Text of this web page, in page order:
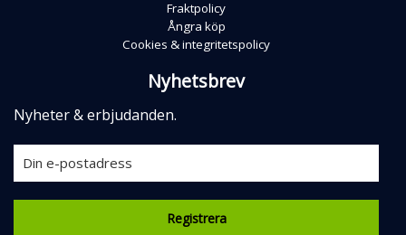
Fraktpolicy
Ångra köp
Cookies & integritetspolicy
Nyhetsbrev
Nyheter & erbjudanden.
Registrera